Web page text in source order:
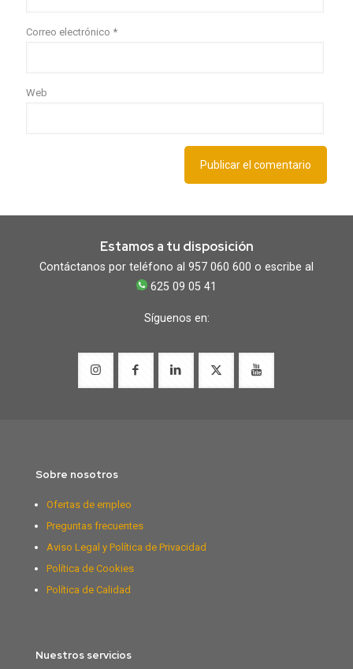
Correo electrónico *
Web
Estamos a tu disposición
Contáctanos por teléfono al 957 060 600 o escribe al
625 09 05 41
Síguenos en:
Sobre nosotros
Ofertas de empleo
Preguntas frecuentes
Aviso Legal y Política de Privacidad
Política de Cookies
Política de Calidad
Nuestros servicios